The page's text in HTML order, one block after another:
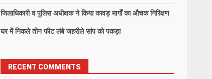
जिलाधिकारी व पुलिस अधीक्षक ने किया कावड़ मार्गों का औचक निरिक्षण
घर में निकले तीन फीट लंबे जहरीले सांप को पकड़ा
RECENT COMMENTS